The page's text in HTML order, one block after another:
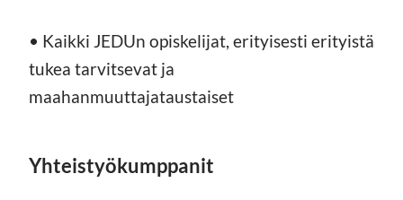
• Kaikki JEDUn opiskelijat, erityisesti erityistä
tukea tarvitsevat ja
maahanmuuttajataustaiset
Yhteistyökumppanit